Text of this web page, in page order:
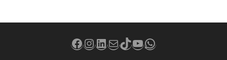
Facebook
Instagram
LinkedIn
MailTikTok
YouTube
WhatsApp